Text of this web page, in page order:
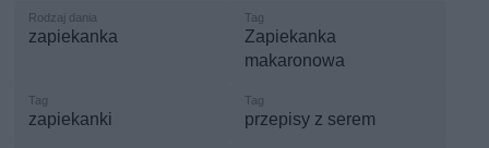
zapiekanka
Zapiekanka
makaronowa
zapiekanki przepisy z serem